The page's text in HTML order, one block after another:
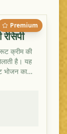
Premium
क्रीम की
है। यह
भोजन का